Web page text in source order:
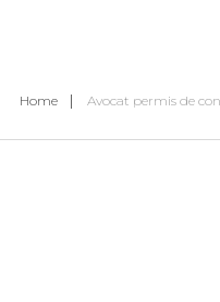
Home Avocat permis de